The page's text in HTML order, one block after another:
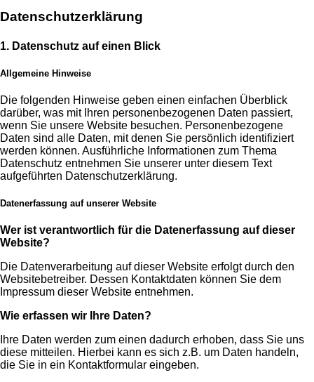
Datenschutzerklärung
1. Datenschutz auf einen Blick
Allgemeine Hinweise
Die folgenden Hinweise geben einen einfachen Überblick
darüber, was mit Ihren personenbezogenen Daten passiert,
wenn Sie unsere Website besuchen. Personenbezogene
Daten sind alle Daten, mit denen Sie persönlich identifiziert
werden können. Ausführliche Informationen zum Thema
Datenschutz entnehmen Sie unserer unter diesem Text
aufgeführten Datenschutzerklärung.
Datenerfassung auf unserer Website
Wer ist verantwortlich für die Datenerfassung auf dieser
Website?
Die Datenverarbeitung auf dieser Website erfolgt durch den
Websitebetreiber. Dessen Kontaktdaten können Sie dem
Impressum dieser Website entnehmen.
Wie erfassen wir Ihre Daten?
Ihre Daten werden zum einen dadurch erhoben, dass Sie uns
diese mitteilen. Hierbei kann es sich z.B. um Daten handeln,
die Sie in ein Kontaktformular eingeben.